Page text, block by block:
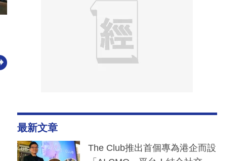
最新文章
The Club推出首個專為港企而設